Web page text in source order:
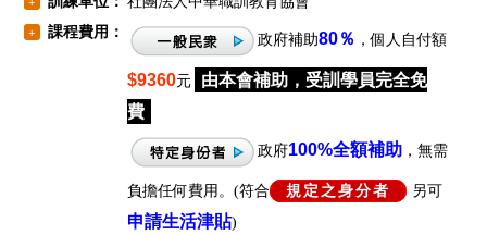
+ 課程費用： 政府補助80％ ，個人自付額
$9360元
由本會補助，受訓學員完全免
費
政府100%全額補助 ，無需
負擔任何費用。(符合 規定之身分者 另可
申請生活津貼)